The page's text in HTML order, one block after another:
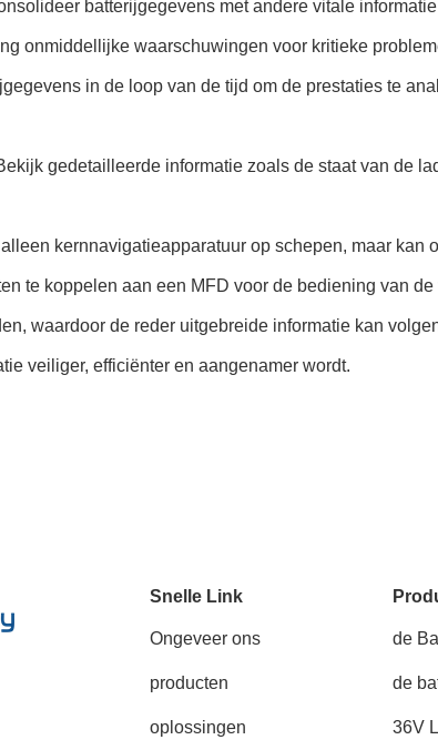
batterijgegevens met andere vitale
onmiddellijke waarschuwingen voor kritieke
in de loop van de tijd om de prestaties te
gedetailleerde informatie zoals de staat van de
kernnavigatieapparatuur op schepen, maar
te koppelen aan een MFD voor de bediening van
waardoor de reder uitgebreide informatie kan
veiliger, efficiënter en aangenamer wordt.
Snelle Link
Ongeveer ons
producten
oplossingen
de
de
36V